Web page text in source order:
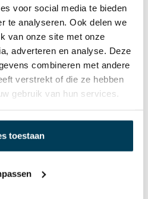
voor social media te bieden
te analyseren. Ook delen we
van onze site met onze
adverteren en analyse. Deze
combineren met andere
verstrekt of die ze hebben
gebruik van hun services.
toestaan
gr Cº
altijd gratis en als je wil
af.
Studio